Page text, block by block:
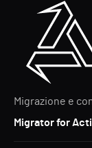
Migrazione e
Migrator for